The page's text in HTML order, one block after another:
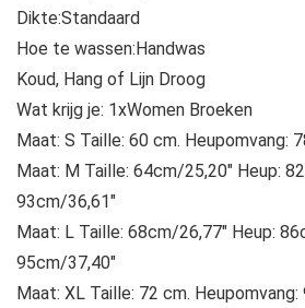
Dikte:Standaard
Hoe te wassen:Handwas
Koud, Hang of Lijn Droog
Wat krijg je: 1xWomen Broeken
Maat: S Taille: 60 cm. Heupomvang:
Maat: M Taille: 64cm/25,20″ Heup:
93cm/36,61″
Maat: L Taille: 68cm/26,77″ Heup:
95cm/37,40″
Maat: XL Taille: 72 cm.